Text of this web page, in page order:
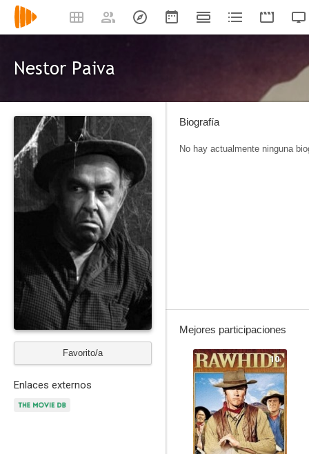
Nestor Paiva
Favorito/a
Enlaces externos
Biografía
No hay actualmente ninguna
Mejores participaciones
10